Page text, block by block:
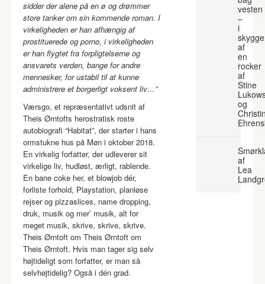
sidder der alene på en ø og drømmer
store tanker om sin kommende roman. I
virkeligheden er han afhængig af
prostituerede og porno, i virkeligheden
er han flygtet fra forpligtelserne og
ansvarets verden, bange for andre
mennesker, for ustabil til at kunne
administrere et borgerligt voksent liv…”
Værsgo, et repræsentativt udsnit af
Theis Ørntofts herostratisk roste
autobiografi “Habitat”, der starter i hans
ormstukne hus på Møn i oktober 2018.
En virkelig forfatter, der udleverer sit
virkelige liv, hudløst, ærligt, rablende.
En bane coke her, et blowjob dér,
forliste forhold, Playstation, planløse
rejser og pizzaslices, name dropping,
druk, musik og mer’ musik, alt for
meget musik, skrive, skrive, skrive.
Theis Ørntoft om Theis Ørntoft om
Theis Ørntoft. Hvis man tager sig selv
højtideligt som forfatter, er man så
selvhøjtidelig? Også i dén grad.
vesten
–
i
af
en
rocker
af
Stine
og
af
Lea